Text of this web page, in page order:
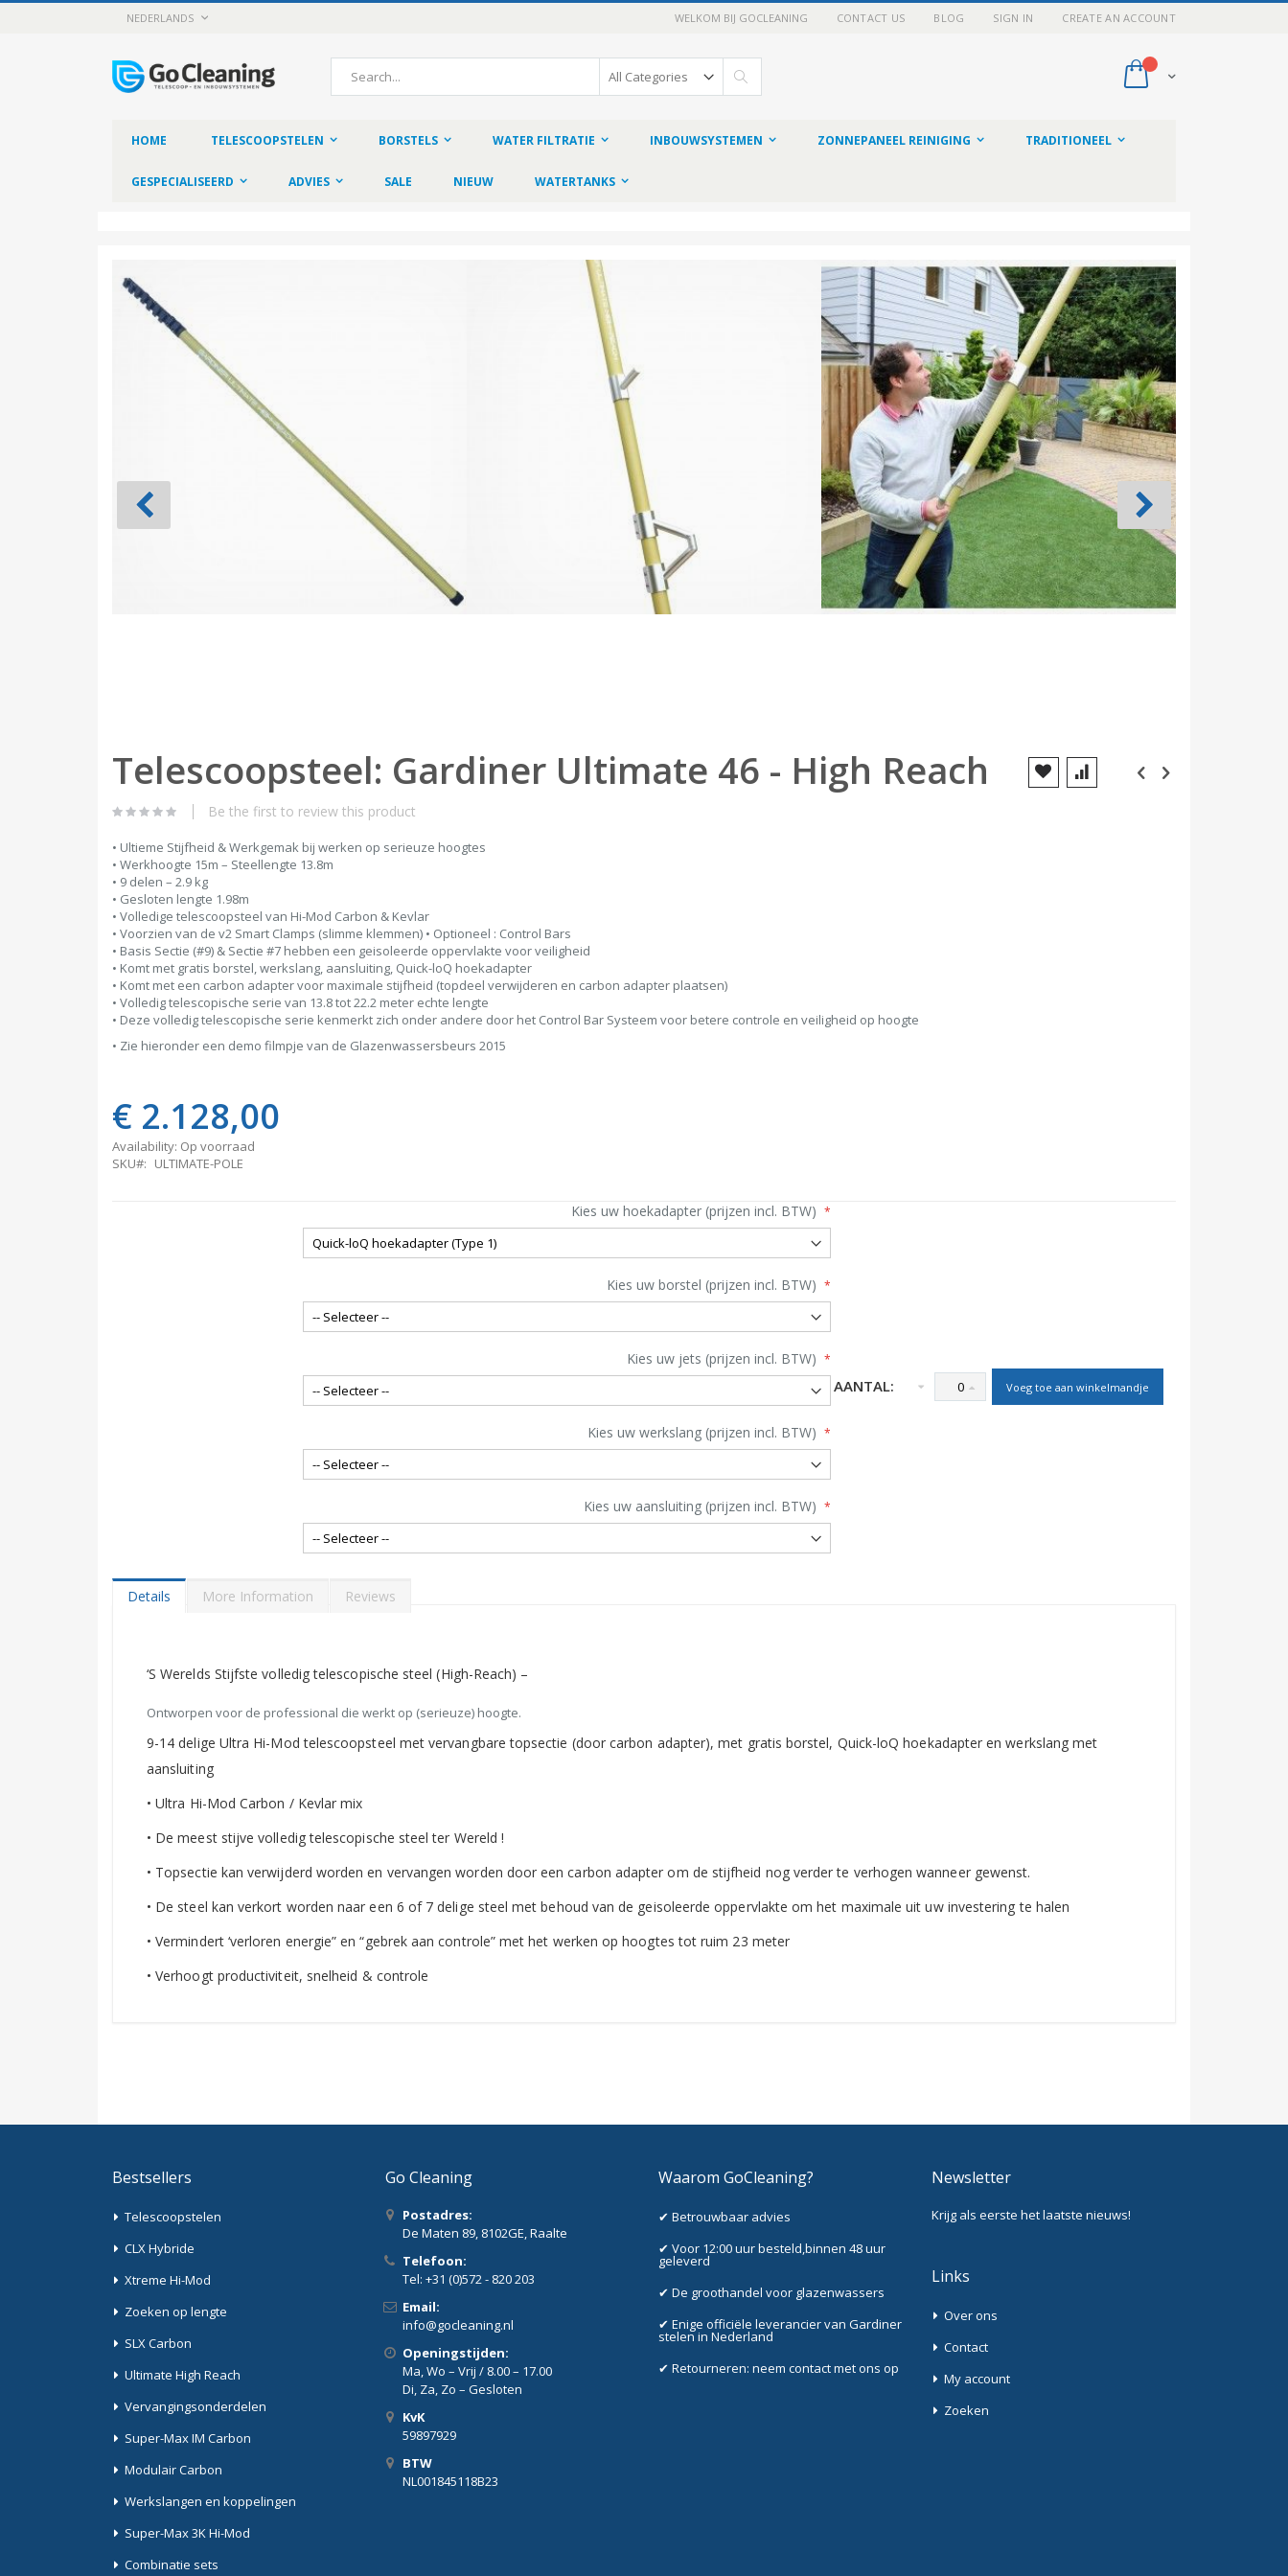
SkipLANGUAGE
NEDERLANDS WELKOM BIJ GOCLEANING CONTACT US BLOG SIGN IN CREATE AN ACCOUNT
My Cart
Search
HOME TELESCOOPSTELEN BORSTELS WATER FILTRATIE INBOUWSYSTEMEN ZONNEPANEEL REINIGING TRADITIONEEL
GESPECIALISEERD ADVIES SALE NIEUW WATERTANKS
to
to
of
images
gallery
Telescoopsteel: Gardiner Ultimate 46 - High Reach
Be the first to review this product
• Ultieme Stijfheid & Werkgemak bij werken op serieuze hoogtes
• Werkhoogte 15m – Steellengte 13.8m
• 9 delen – 2.9 kg
• Gesloten lengte 1.98m
• Volledige telescoopsteel van Hi-Mod Carbon & Kevlar
• Voorzien van de v2 Smart Clamps (slimme klemmen) • Optioneel : Control Bars
• Basis Sectie (#9) & Sectie #7 hebben een geisoleerde oppervlakte voor veiligheid
• Komt met gratis borstel, werkslang, aansluiting, Quick-loQ hoekadapter
• Komt met een carbon adapter voor maximale stijfheid (topdeel verwijderen en carbon adapter plaatsen)
• Volledig telescopische serie van 13.8 tot 22.2 meter echte lengte
• Deze volledig telescopische serie kenmerkt zich onder andere door het Control Bar Systeem voor betere controle en veiligheid op hoogte
• Zie hieronder een demo filmpje van de Glazenwassersbeurs 2015
€ 2.128,00
Availability: Op voorraad
SKU
ULTIMATE-POLE
Kies uw hoekadapter (prijzen incl. BTW)
Kies uw borstel (prijzen incl. BTW)
Kies uw jets (prijzen incl. BTW)
Kies uw werkslang (prijzen incl. BTW)
Kies uw aansluiting (prijzen incl. BTW)
AANTAL: Voeg toe aan winkelmandje
Details
‘S Werelds Stijfste volledig telescopische steel (High-Reach) –
Ontworpen voor de professional die werkt op (serieuze) hoogte.
9-14 delige Ultra Hi-Mod telescoopsteel met vervangbare topsectie (door carbon adapter), met gratis borstel, Quick-loQ hoekadapter en werkslang met
aansluiting
• Ultra Hi-Mod Carbon / Kevlar mix
• De meest stijve volledig telescopische steel ter Wereld !
• Topsectie kan verwijderd worden en vervangen worden door een carbon adapter om de stijfheid nog verder te verhogen wanneer gewenst.
• De steel kan verkort worden naar een 6 of 7 delige steel met behoud van de geisoleerde oppervlakte om het maximale uit uw investering te halen
• Vermindert ‘verloren energie” en “gebrek aan controle” met het werken op hoogtes tot ruim 23 meter
• Verhoogt productiviteit, snelheid & controle
More Information Reviews
Bestsellers
Telescoopstelen
CLX Hybride
Xtreme Hi-Mod
Zoeken op lengte
SLX Carbon
Ultimate High Reach
Vervangingsonderdelen
Super-Max IM Carbon
Modulair Carbon
Werkslangen en koppelingen
Super-Max 3K Hi-Mod
Combinatie sets
Go Cleaning
Postadres:
De Maten 89, 8102GE, Raalte
Telefoon:
Tel: +31 (0)572 - 820 203
Email:
info@gocleaning.nl
Openingstijden:
Ma, Wo – Vrij / 8.00 – 17.00
Di, Za, Zo – Gesloten
KvK
59897929
BTW
NL001845118B23
Waarom GoCleaning?
✔ Betrouwbaar advies
✔ Voor 12:00 uur besteld,binnen 48 uur
geleverd
✔ De groothandel voor glazenwassers
✔ Enige officiële leverancier van Gardiner
stelen in Nederland
✔ Retourneren: neem contact met ons op
Newsletter
Krijg als eerste het laatste nieuws!
Links
Over ons
Contact
My account
Zoeken